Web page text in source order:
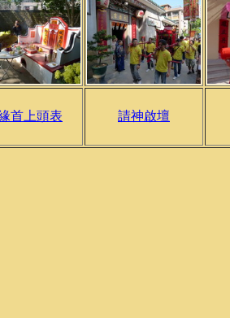
首上頭表 請神啟壇